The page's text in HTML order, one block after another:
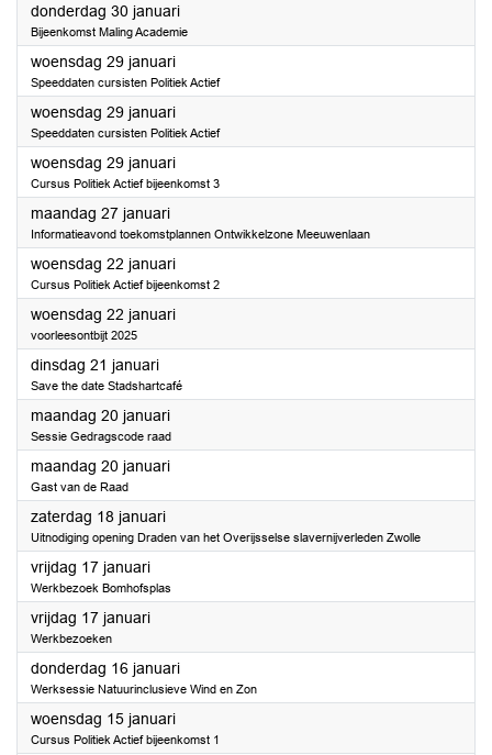
donderdag 30 januari2025
Bijeenkomst Maling Academie
woensdag 29 januari2025
Speeddaten cursisten Politiek Actief
woensdag 29 januari2025
Speeddaten cursisten Politiek Actief
woensdag 29 januari2025
Cursus Politiek Actief bijeenkomst 3
maandag 27 januari2025
Informatieavond toekomstplannen Ontwikkelzone Meeuwenlaan
woensdag 22 januari2025
Cursus Politiek Actief bijeenkomst 2
woensdag 22 januari2025
voorleesontbijt 2025
dinsdag 21 januari2025
Save the date Stadshartcafé
maandag 20 januari2025
Sessie Gedragscode raad
maandag 20 januari2025
Gast van de Raad
zaterdag 18 januari2025
Uitnodiging opening Draden van het Overijsselse slavernijverleden Zwolle
vrijdag 17 januari2025
Werkbezoek Bomhofsplas
vrijdag 17 januari2025
Werkbezoeken
donderdag 16 januari2025
Werksessie Natuurinclusieve Wind en Zon
woensdag 15 januari2025
Cursus Politiek Actief bijeenkomst 1